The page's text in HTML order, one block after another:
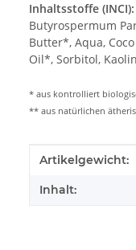
Inhaltsstoffe (INCI):
Butyrospermum
Butter*, Aqua,
Oil*, Sorbitol,
* aus kontrolliert
** aus natürlichen
Wert
Artikelgewicht:
Inhalt: